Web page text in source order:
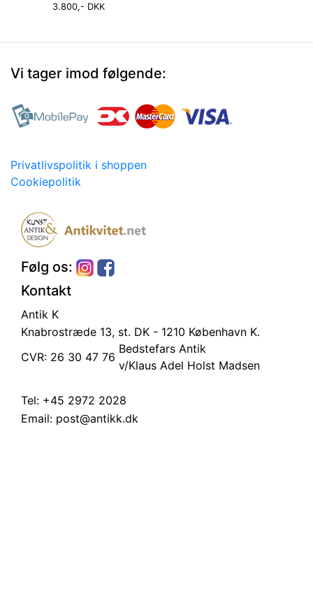
3.800,- DKK
Vi tager imod følgende:
Privatlivspolitik i shoppen
Cookiepolitik
Følg os:
Kontakt
Antik K
Knabrostræde 13, st. DK - 1210 København K.
CVR: 26 30 47 76
Bedstefars Antik
v/Klaus Adel Holst Madsen
Tel: +45 2972 2028
Email: post@antikk.dk